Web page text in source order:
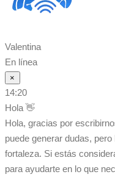
Valentina
En línea
×
14:20
Hola 👋
Hola, gracias por
puede generar dudas,
fortaleza. Si estás
para ayudarte en lo que